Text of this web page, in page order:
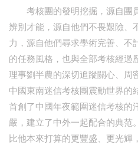
考核團的發明挖掘，源自團
辨別才能，源自他們不畏艱險、
力，源自他們尋求學術完善、不
的任務風格，也與全部考核經過
理事劉半農的深切追蹤關心、周
中國東南迷信考核團震動世界的
首創了中國年夜範圍迷信考核的
嚴，建立了中外一起配合的典范
比他本來打算的更豐盛、更光輝